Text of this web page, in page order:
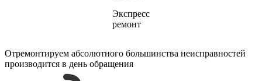
фекальных насосов
фен-щеток
ферментаторов
финишер-брошюровщиков
Экспресс
ремонт
Отремонтируем абсолютного большинства неисправностей
производится в день обращения